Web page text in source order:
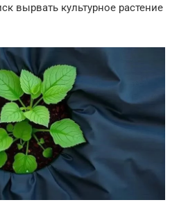
вырвать культурное растение